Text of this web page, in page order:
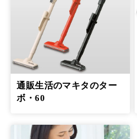
通販生活のマキタのター
ボ・60